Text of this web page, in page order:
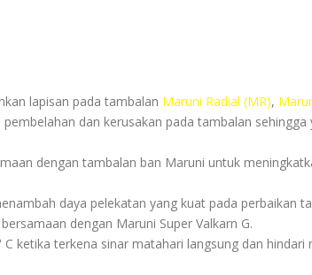
lapisan pada tambalan Maruni Radial (MR),
dan kerusakan pada tambalan
dengan tambalan ban Maruni untuk
daya pelekatan yang kuat pada perbaikan
dengan Maruni Super Valkarn G.
C ketika terkena sinar matahari langsung dan